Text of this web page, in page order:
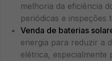
melhoria da eficiência
periódicas e inspeções
Venda de baterias
energia para reduzir a
elétrica, especialmente